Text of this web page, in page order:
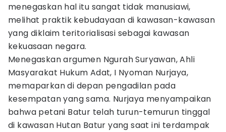
menegaskan hal itu sangat tidak manusiawi,
melihat praktik kebudayaan di kawasan-kawasan
yang diklaim teritorialisasi sebagai kawasan
kekuasaan negara.
Menegaskan argumen Ngurah Suryawan, Ahli
Masyarakat Hukum Adat, I Nyoman Nurjaya,
memaparkan di depan pengadilan pada
kesempatan yang sama. Nurjaya menyampaikan
bahwa petani Batur telah turun-temurun tinggal
di kawasan Hutan Batur yang saat ini terdampak